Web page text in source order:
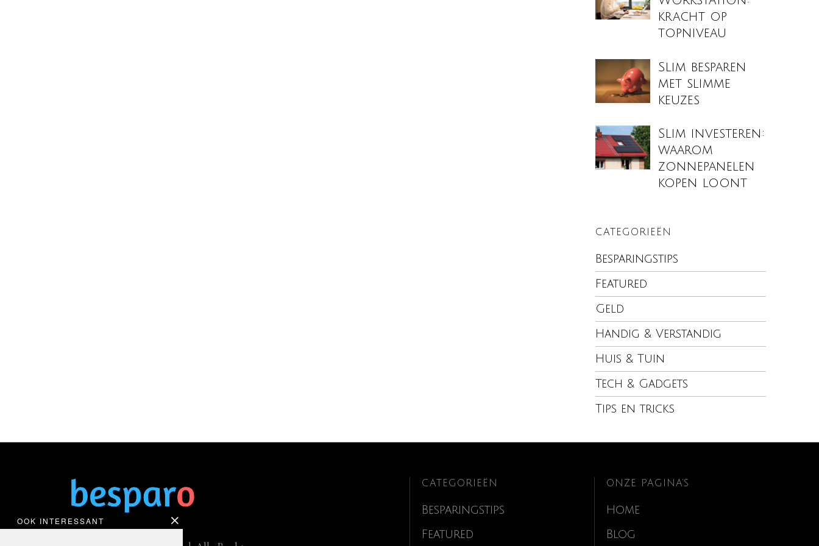
kracht op
topniveau
Slim besparen
met slimme
keuzes
Slim investeren:
waarom
zonnepanelen
kopen loont
CATEGORIEËN
Besparingstips
Featured
Geld
Handig & Verstandig
Huis & Tuin
Tech & Gadgets
Tips en tricks
OOK INTERESSANT
CATEGORIEËN
Besparingstips
Featured
ONZE PAGINA’S
Home
Blog